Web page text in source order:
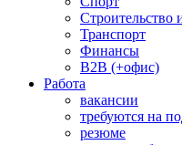
Строительство
Транспорт
Финансы
B2B (+офис)
Работа
вакансии
требуются на
резюме